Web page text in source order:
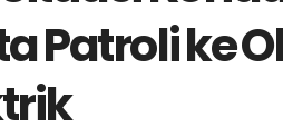
Patroli ke